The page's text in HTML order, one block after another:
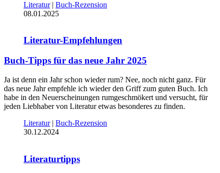
Literatur| Buch-Rezension
08.01.2025
Literatur-Empfehlungen
Buch-Tipps für das neue Jahr 2025
Ja ist denn ein Jahr schon wieder rum? Nee, noch nicht ganz. Für
das neue Jahr empfehle ich wieder den Griff zum guten Buch. Ich
habe in den Neuerscheinungen rumgeschmökert und versucht, für
jeden Liebhaber von Literatur etwas besonderes zu finden.
Literatur| Buch-Rezension
30.12.2024
Literaturtipps